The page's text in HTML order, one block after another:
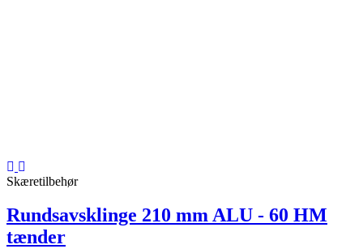
Skæretilbehør
Rundsavsklinge 210 mm ALU - 60 HM
tænder